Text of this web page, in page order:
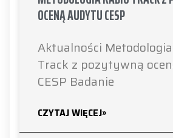
OCENĄ AUDYTU CESP
Aktualności
Track z pozytywną
CESP Badanie
CZYTAJ WIĘCEJ»